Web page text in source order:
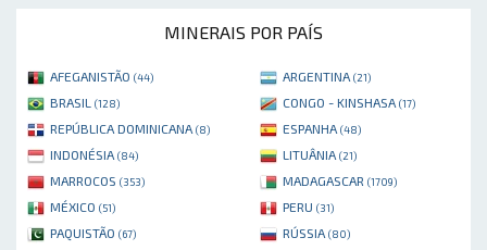
MINERAIS POR PAÍS
AFEGANISTÃO (44) ARGENTINA (21)
BRASIL (128) CONGO - KINSHASA (17)
REPÚBLICA DOMINICANA (8) ESPANHA (48)
INDONÉSIA (84) LITUÂNIA (21)
MARROCOS (353) MADAGASCAR (1709)
MÉXICO (51) PERU (31)
PAQUISTÃO (67) RÚSSIA (80)